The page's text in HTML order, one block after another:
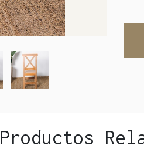
Productos